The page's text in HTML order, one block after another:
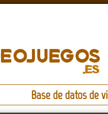
Base de datos de